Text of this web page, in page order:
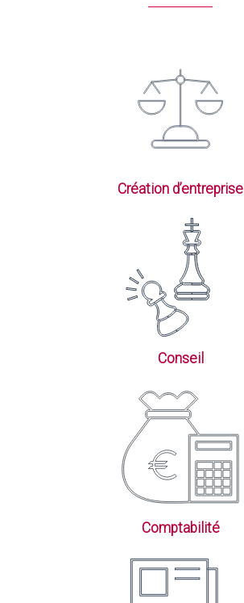
Création d’entreprise
Conseil
Comptabilité